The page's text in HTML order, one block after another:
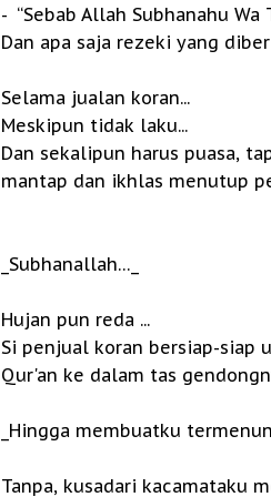
- “Sebab Allah Subhanahu
Dan apa saja rezeki yang
Selama jualan koran...
Meskipun tidak laku...
Dan sekalipun harus puasa,
mantap dan ikhlas menutup
_Subhanallah…_
Hujan pun reda ...
Si penjual koran bersiap-siap
Qur'an ke dalam tas
_Hingga membuatku
Tanpa, kusadari kacamataku